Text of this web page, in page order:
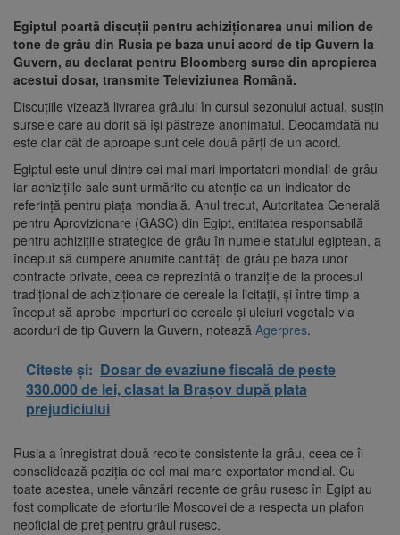
Egiptul poartă discuţii pentru achiziţionarea unui milion de
tone de grâu din Rusia pe baza unui acord de tip Guvern la
Guvern, au declarat pentru Bloomberg surse din apropierea
acestui dosar, transmite Televiziunea Română.
Discuţiile vizează livrarea grâului în cursul sezonului actual, susţin
sursele care au dorit să îşi păstreze anonimatul. Deocamdată nu
este clar cât de aproape sunt cele două părţi de un acord.
Egiptul este unul dintre cei mai mari importatori mondiali de grâu
iar achiziţiile sale sunt urmărite cu atenţie ca un indicator de
referinţă pentru piaţa mondială. Anul trecut, Autoritatea Generală
pentru Aprovizionare (GASC) din Egipt, entitatea responsabilă
pentru achiziţiile strategice de grâu în numele statului egiptean, a
început să cumpere anumite cantităţi de grâu pe baza unor
contracte private, ceea ce reprezintă o tranziţie de la procesul
tradiţional de achiziţionare de cereale la licitaţii, şi între timp a
început să aprobe importuri de cereale şi uleiuri vegetale via
acorduri de tip Guvern la Guvern, notează Agerpres.
Citeste și: Dosar de evaziune fiscală de peste
330.000 de lei, clasat la Brașov după plata
prejudiciului
Rusia a înregistrat două recolte consistente la grâu, ceea ce îi
consolidează poziţia de cel mai mare exportator mondial. Cu
toate acestea, unele vânzări recente de grâu rusesc în Egipt au
fost complicate de eforturile Moscovei de a respecta un plafon
neoficial de preţ pentru grâul rusesc.